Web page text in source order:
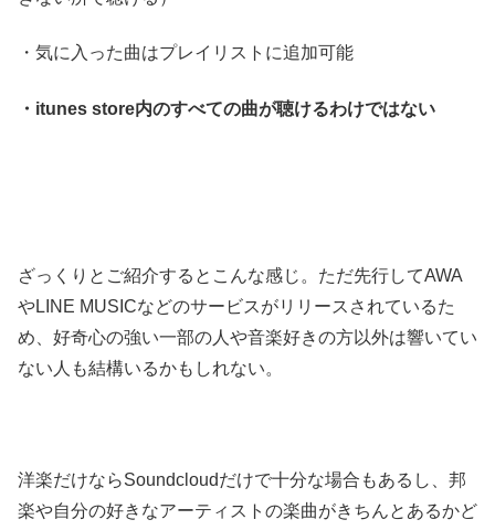
・気に入った曲はプレイリストに追加可能
・itunes store内のすべての曲が聴けるわけではない
ざっくりとご紹介するとこんな感じ。ただ先行してAWA
やLINE MUSICなどのサービスがリリースされているた
め、好奇心の強い一部の人や音楽好きの方以外は響いてい
ない人も結構いるかもしれない。
洋楽だけならSoundcloudだけで十分な場合もあるし、邦
楽や自分の好きなアーティストの楽曲がきちんとあるかど